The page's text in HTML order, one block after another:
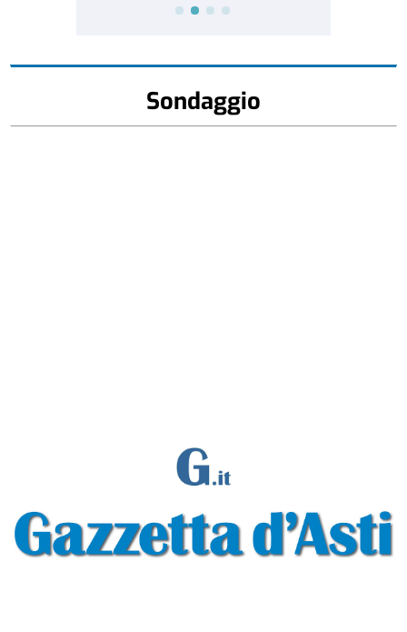
Sondaggio